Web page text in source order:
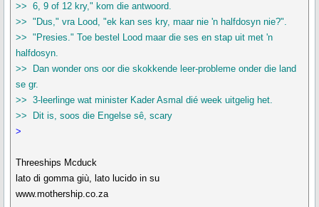
>> 6, 9 of 12 kry," kom die antwoord.
>> "Dus," vra Lood, "ek kan ses kry, maar nie 'n halfdosyn nie?".
>> "Presies." Toe bestel Lood maar die ses en stap uit met 'n
halfdosyn.
>> Dan wonder ons oor die skokkende leer-probleme onder die land
se gr.
>> 3-leerlinge wat minister Kader Asmal dié week uitgelig het.
>> Dit is, soos die Engelse sê, scary
>
Threeships Mcduck
lato di gomma giù, lato lucido in su
www.mothership.co.za